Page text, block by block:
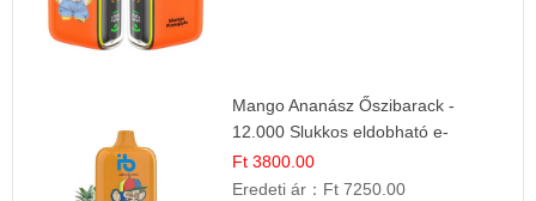
Mango Ananász Őszibarack -
12.000 Slukkos eldobható e-
Cigaretta
Ft 3800.00
Eredeti ár： Ft 7250.00